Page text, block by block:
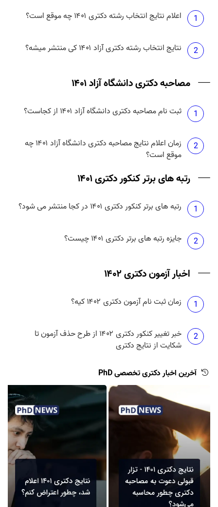
1 اعلام نتایج انتخاب رشته دکتری ۱۴۰۱ چه موقع است؟
2 نتایج انتخاب رشته دکتری آزاد ۱۴۰۱ کی منتشر میشه؟
مصاحبه دکتری دانشگاه آزاد ۱۴۰۱
1 ثبت نام مصاحبه دکتری دانشگاه آزاد ۱۴۰۱ از کجاست؟
2
زمان اعلام نتایج مصاحبه دکتری دانشگاه آزاد ۱۴۰۱ چه
موقع است؟
رتبه های برتر کنکور دکتری ۱۴۰۱
1 رتبه های برتر کنکور دکتری ۱۴۰۱ در کجا منتشر می شود؟
2 جایزه رتبه های برتر دکتری ۱۴۰۱ چیست؟
اخبار آزمون دکتری ۱۴۰۲
1 زمان ثبت نام آزمون دکتری ۱۴۰۲ کیه؟
2
خبر تغییر کنکور دکتری ۱۴۰۲ از طرح حذف آزمون تا
شکایت از نتایج دکتری
آخرین اخبار دکتری تخصصی PhD